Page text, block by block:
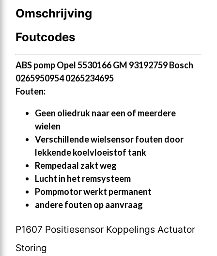
Omschrijving
Foutcodes
ABS pomp Opel 5530166 GM 93192759 Bosch
0265950954 0265234695
Fouten:
Geen oliedruk naar een of meerdere
wielen
Verschillende wielsensor fouten door
lekkende koelvloeistof tank
Rempedaal zakt weg
Lucht in het remsysteem
Pompmotor werkt permanent
andere fouten op aanvraag
P1607 Positiesensor Koppelings Actuator
Storing